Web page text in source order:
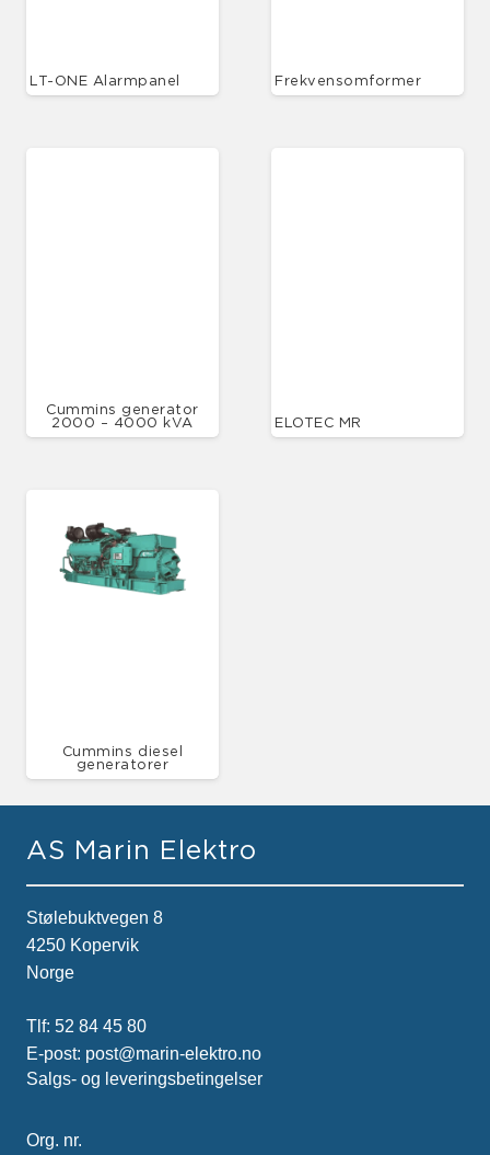
LT-ONE Alarmpanel Frekvensomformer
Cummins generator
2000 – 4000 kVA
ELOTEC MR
Cummins diesel
generatorer
AS Marin Elektro
Stølebuktvegen 8
4250 Kopervik
Norge
Tlf: 52 84 45 80
E-post: post@marin-elektro.no
Salgs- og leveringsbetingelser
Org. nr.